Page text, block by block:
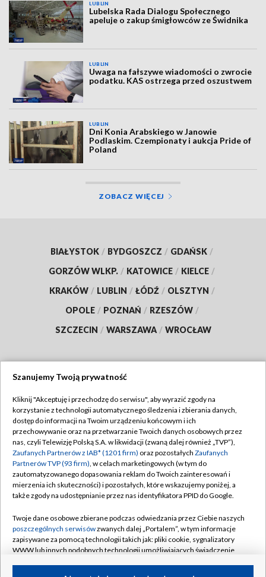
LUBLIN
Lubelska Rada Dialogu Społecznego
apeluje o zakup śmigłowców ze Świdnika
LUBLIN
Uwaga na fałszywe wiadomości o zwrocie
podatku. KAS ostrzega przed oszustwem
LUBLIN
Dni Konia Arabskiego w Janowie
Podlaskim. Czempionaty i aukcja Pride of
Poland
ZOBACZ WIĘCEJ
BIAŁYSTOK / BYDGOSZCZ / GDAŃSK /
GORZÓW WLKP. / KATOWICE / KIELCE /
KRAKÓW / LUBLIN / ŁÓDŹ / OLSZTYN /
OPOLE / POZNAŃ / RZESZÓW /
SZCZECIN / WARSZAWA / WROCŁAW
TVP
Abonament TVP
Emisja w TVP
Centrum informacji TVP
Naziemna Telewizja Cyfrowa
Rada Programowa
System NOS
Informacje o nadawcy
Regulamin TVP
Polityka prywatności
Moje zgody
Pomoc
Kontakt
Kanały
Szanujemy Twoją prywatność
Kliknij "Akceptuję i przechodzę do serwisu", aby wyrazić zgody na
korzystanie z technologii automatycznego śledzenia i zbierania danych,
dostęp do informacji na Twoim urządzeniu końcowym i ich
przechowywanie oraz na przetwarzanie Twoich danych osobowych przez
nas, czyli Telewizję Polską S.A. w likwidacji (zwaną dalej również „TVP”),
Zaufanych Partnerów z IAB* (1201 firm) oraz pozostałych Zaufanych
Partnerów TVP (93 firm), w celach marketingowych (w tym do
zautomatyzowanego dopasowania reklam do Twoich zainteresowań i
mierzenia ich skuteczności) i pozostałych, które wskazujemy poniżej, a
także zgody na udostępnianie przez nas identyfikatora PPID do Google.
Twoje dane osobowe zbierane podczas odwiedzania przez Ciebie naszych
poszczególnych serwisówzwanych dalej „Portalem”, w tym informacje
zapisywane za pomocą technologii takich jak: pliki cookie, sygnalizatory
WWW lub innych podobnych technologii umożliwiających świadczenie